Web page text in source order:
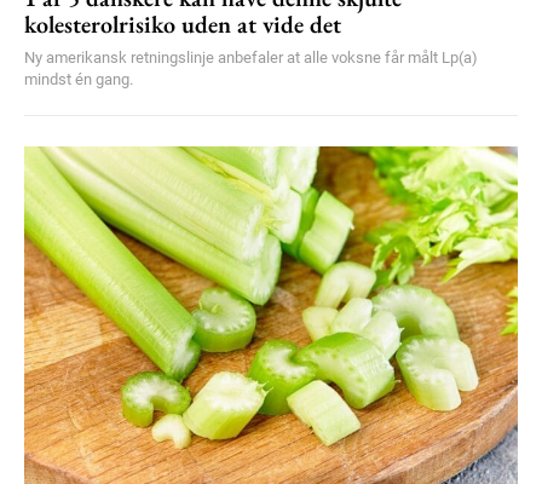
kolesterolrisiko uden at vide det
Ny amerikansk retningslinje anbefaler at alle voksne får målt Lp(a)
mindst én gang.